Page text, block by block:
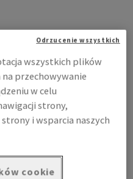
biały, bezdrzewny ECF,
ryza 250 ark.
wszystkich plików
przechowywanie
w celu
strony,
i wsparcia naszych
cookie
Odrzucenie wszystkich